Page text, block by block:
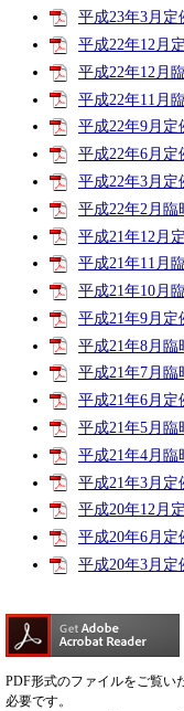
平成23年3月定
平成22年12月
平成22年12月
平成22年11月
平成22年9月
平成22年6月
平成22年3月定
平成22年2月
平成21年12月
平成21年11月
平成21年10月
平成21年9月
平成21年8月
平成21年7月
平成21年6月定
平成21年5月
平成21年4月
平成21年3月
平成20年12月
平成20年6月
平成20年3月定
PDF形式のファイルをご覧い
必要です。